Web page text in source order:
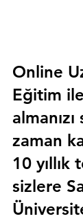
Online
Eğitim
zaman
10 yıllık
sizlere